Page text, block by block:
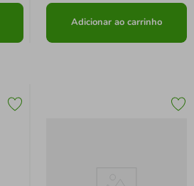
Adicionar ao carrinho